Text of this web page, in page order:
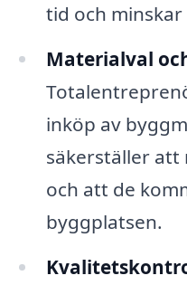
tid och
Materialval
inköp av
säkerställer
och att de
byggplatsen.